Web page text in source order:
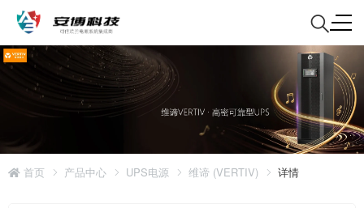
首页 产品中心 UPS电源 维谛 (VERTIV) 详情